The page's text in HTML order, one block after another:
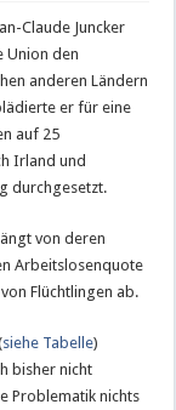
Claude Juncker
Union den
anderen Ländern
er für eine
auf 25
Irland und
durchgesetzt.
von deren
Arbeitslosenquote
Flüchtlingen ab.
siehe Tabelle)
bisher nicht
Problematik nichts